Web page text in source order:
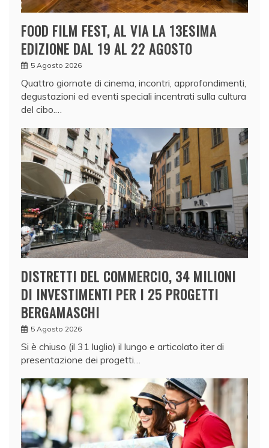
FOOD FILM FEST, AL VIA LA 13ESIMA
EDIZIONE DAL 19 AL 22 AGOSTO
5 Agosto 2026
Quattro giornate di cinema, incontri, approfondimenti,
degustazioni ed eventi speciali incentrati sulla cultura
del cibo.…
DISTRETTI DEL COMMERCIO, 34 MILIONI
DI INVESTIMENTI PER I 25 PROGETTI
BERGAMASCHI
5 Agosto 2026
Si è chiuso (il 31 luglio) il lungo e articolato iter di
presentazione dei progetti…